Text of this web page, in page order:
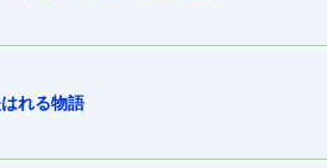
れる物語